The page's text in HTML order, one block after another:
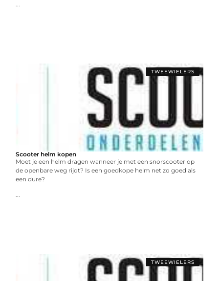
...
TWEEWIELERS
Scooter helm kopen
Moet je een helm dragen wanneer je met een snorscooter op
de openbare weg rijdt? Is een goedkope helm net zo goed als
een dure?
...
TWEEWIELERS